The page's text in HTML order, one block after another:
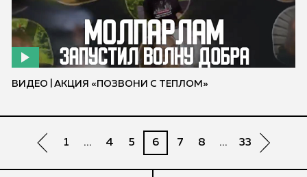
ВИДЕО | АКЦИЯ «ПОЗВОНИ С ТЕПЛОМ»
1 ... 4 5 6 7 8 ... 33